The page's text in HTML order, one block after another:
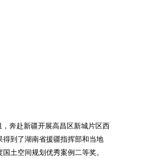
奔赴新疆开展高昌区新城片区西
到了湖南省援疆指挥部和当地
土空间规划优秀案例二等奖。